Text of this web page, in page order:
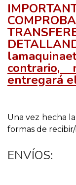
entregará
Una vez hecha
formas de
ENVÍOS: